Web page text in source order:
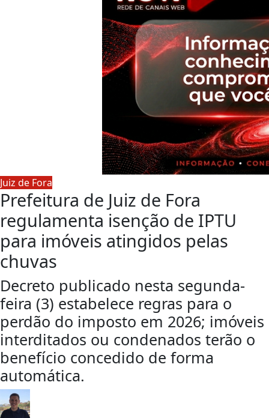
Juiz de Fora
Prefeitura de Juiz de Fora
regulamenta isenção de IPTU
para imóveis atingidos pelas
chuvas
Decreto publicado nesta segunda-
feira (3) estabelece regras para o
perdão do imposto em 2026; imóveis
interditados ou condenados terão o
benefício concedido de forma
automática.